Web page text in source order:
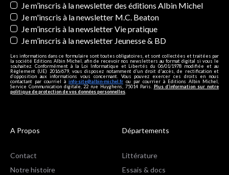
Newsletters
Je m’inscris à la newsletter des éditions Albin Michel
Je m'inscris à la newsletter M.C. Beaton
Je m’inscris à la newsletter Vie pratique
Je m’inscris à la newsletter Jeunesse & BD
Les informations dans ce formulaire sont toutes obligatoires, et sont collectées et traitées par
la société Editions Albin Michel, afin de recevoir nos newsletters au format digital si vous le
souhaitez. Conformément à la Loi Informatique et Libertés du 06/01/1978 modifiée et au
Règlement (UE) 2016/679, vous disposez notamment d'un droit d'accès, de rectification et
d’opposition aux informations vous concernant. Vous pouvez exercer ces droits en nous
contactant par courriel à info-site@albin-michel.fr ou par courrier à Editions Albin Michel,
Service Communication digitale, 22 rue Huyghens, 75014 Paris. Plus d’information sur notre
politique de protection de vos données personnelles
A Propos
Contact
Notre histoire
Départements
Littérature
Essais & docs